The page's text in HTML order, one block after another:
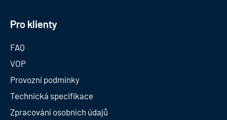
Pro klienty
FAQ
VOP
Provozní podmínky
Technická specifikace
Zpracování osobních údajů